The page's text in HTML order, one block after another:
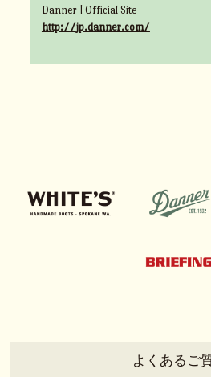
Danner | Official Site
http://jp.danner.com/
よくあるご